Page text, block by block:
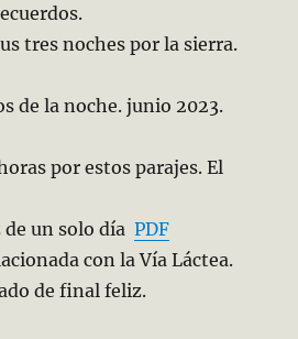
tres noches por la sierra.
de la noche. junio 2023.
por estos parajes. El
de un solo díaPDF
con la Vía Láctea.
de final feliz.